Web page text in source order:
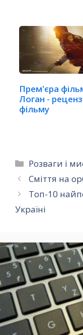
Прем'єра
Логан -
фільму
Категорії
Розваги і
Сміття на
Топ-10
Україні